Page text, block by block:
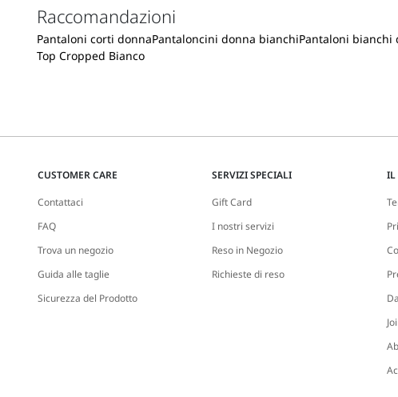
Raccomandazioni
Pantaloni corti donnaPantaloncini donna bianchiPantaloni bianchi
Top Cropped Bianco
CUSTOMER CARE
Contattaci
FAQ
Trova un negozio
Guida alle taglie
Sicurezza del Prodotto
SERVIZI SPECIALI
Gift Card
I nostri servizi
Reso in Negozio
Richieste di reso
IL